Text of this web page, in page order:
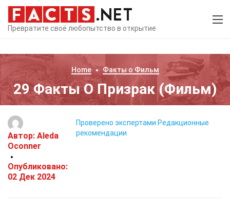
Превратите своё любопытство в открытие
Home Факты о Фильм
29 Факты О Призрак (Фильм)
Автор: Aleda
Oconner
Опубликовано:
02 Дек 2024
Проверено экспертами Редакционные
рекомендации